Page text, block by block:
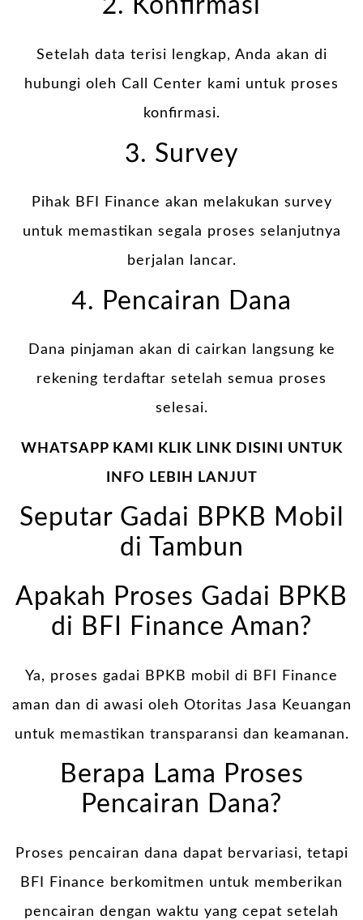
2. Konfirmasi
Setelah data terisi lengkap, Anda akan di
hubungi oleh Call Center kami untuk proses
konfirmasi.
3. Survey
Pihak BFI Finance akan melakukan survey
untuk memastikan segala proses selanjutnya
berjalan lancar.
4. Pencairan Dana
Dana pinjaman akan di cairkan langsung ke
rekening terdaftar setelah semua proses
selesai.
WHATSAPP KAMI KLIK LINK DISINI UNTUK
INFO LEBIH LANJUT
Seputar Gadai BPKB Mobil
di Tambun
Apakah Proses Gadai BPKB
di BFI Finance Aman?
Ya, proses gadai BPKB mobil di BFI Finance
aman dan di awasi oleh Otoritas Jasa Keuangan
untuk memastikan transparansi dan keamanan.
Berapa Lama Proses
Pencairan Dana?
Proses pencairan dana dapat bervariasi, tetapi
BFI Finance berkomitmen untuk memberikan
pencairan dengan waktu yang cepat setelah